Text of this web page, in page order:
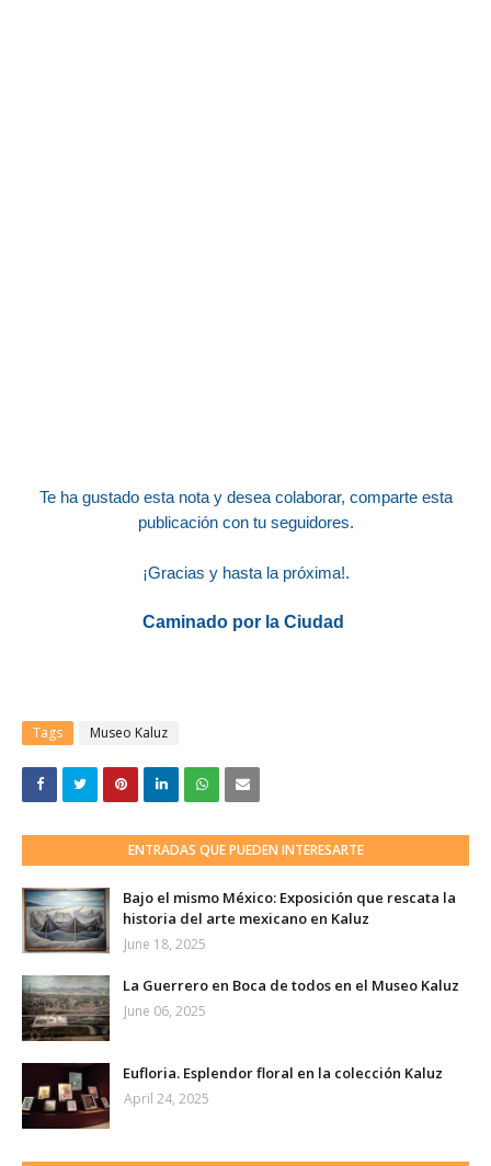
Te ha gustado esta nota y desea colaborar, comparte esta
publicación con tu seguidores.
¡Gracias y hasta la próxima!.
Caminado por la Ciudad
Tags Museo Kaluz
ENTRADAS QUE PUEDEN INTERESARTE
Bajo el mismo México: Exposición que rescata la
historia del arte mexicano en Kaluz
June 18, 2025
La Guerrero en Boca de todos en el Museo Kaluz
June 06, 2025
Eufloria. Esplendor floral en la colección Kaluz
April 24, 2025